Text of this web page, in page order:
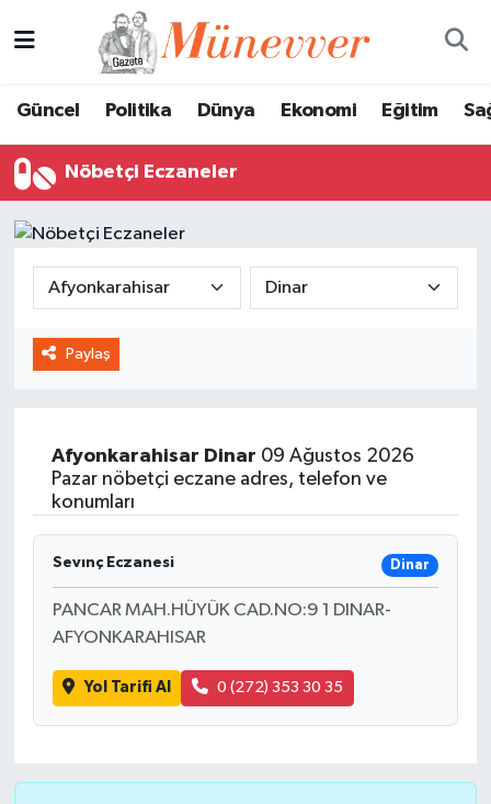
Güncel Politika Dünya Ekonomi Eğitim
Nöbetçi Eczaneler
Paylaş
Afyonkarahisar Dinar 09 Ağustos 2026
Pazar nöbetçi eczane adres, telefon ve
konumları
Sevınç Eczanesi Dinar
PANCAR MAH.HÜYÜK CAD.NO:9 1 DINAR-
AFYONKARAHISAR
Yol Tarifi Al 0 (272) 353 30 35
Eğitim
Sağlık
Spor
Tüm Manşetler
Son Dakika Haberleri